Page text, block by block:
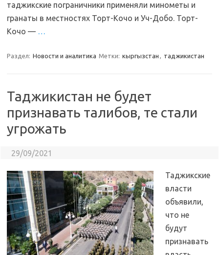
таджикские пограничники применяли минометы и
гранаты в местностях Торт-Кочо и Уч-Добо. Торт-
Кочо — …
Раздел: Новости и аналитика Метки: кыргызстан , таджикистан
Таджикистан не будет
признавать талибов, те стали
угрожать
29/09/2021
Таджикские
власти
объявили,
что не
будут
признавать